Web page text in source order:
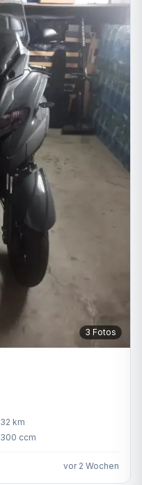
3 Fotos
32 km
300 ccm
vor 2 Wochen